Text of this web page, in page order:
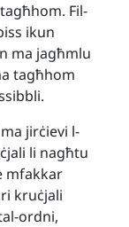
Fil-
ikun
ma jagħmlu
tagħhom
jirċievi l-
li nagħtu
mfakkar
kruċjali
ordni,